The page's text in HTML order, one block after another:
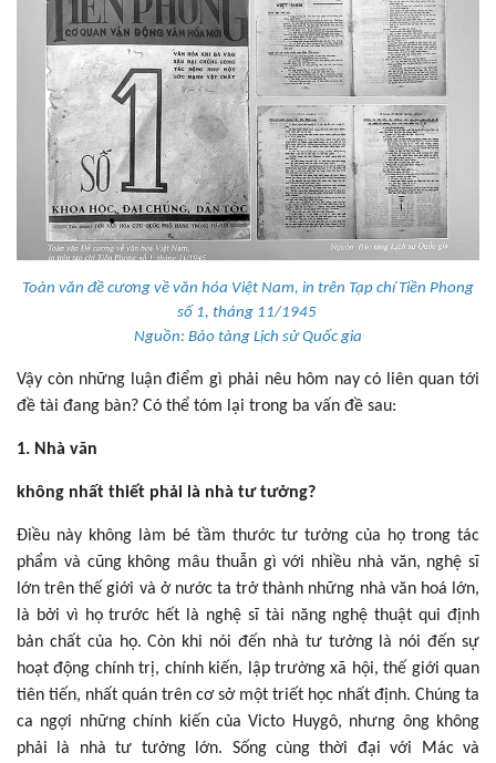
Toàn văn đề cương về văn hóa Việt Nam, in trên Tạp chí Tiền Phong
số 1, tháng 11/1945
Nguồn: Bảo tàng Lịch sử Quốc gia
Vậy còn những luận điểm gì phải nêu hôm nay có liên quan tới
đề tài đang bàn? Có thể tóm lại trong ba vấn đề sau:
1. Nhà văn
không nhất thiết phải là nhà tư tưởng?
Điều này không làm bé tầm thước tư tưởng của họ trong tác
phẩm và cũng không mâu thuẫn gì với nhiều nhà văn, nghệ sĩ
lớn trên thế giới và ở nước ta trở thành những nhà văn hoá lớn,
là bởi vì họ trước hết là nghệ sĩ tài năng nghệ thuật qui định
bản chất của họ. Còn khi nói đến nhà tư tưởng là nói đến sự
hoạt động chính trị, chính kiến, lập trường xã hội, thế giới quan
tiên tiến, nhất quán trên cơ sở một triết học nhất định. Chúng ta
ca ngợi những chính kiến của Victo Huygô, nhưng ông không
phải là nhà tư tưởng lớn. Sống cùng thời đại với Mác và